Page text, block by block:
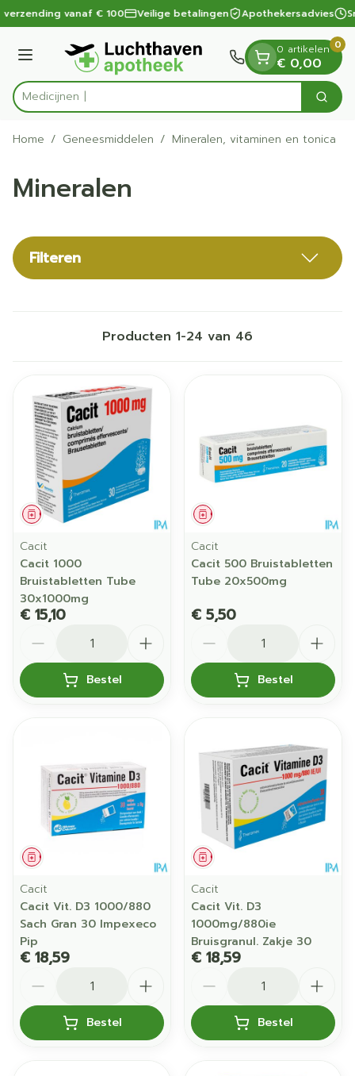
Ga naar de inhoud
1 van 1vanaf € 100 Veilige betalingen Apothekersadvies
Menu
Product, merk, categorie... Zoek
0 artikelen
€ 0,00
0
Home / Geneesmiddelen / Mineralen, vitaminen en tonica
Mineralen
Filteren
Producten 1-24 van 46
Geneesmiddel
Cacit
Cacit 1000
Bruistabletten Tube
30x1000mg
€ 15,10
Bestel
Geneesmiddel
Cacit
Cacit 500 Bruistabletten
Tube 20x500mg
€ 5,50
Bestel
Geneesmiddel
Cacit
Cacit Vit. D3 1000/880
Sach Gran 30 Impexeco
Pip
€ 18,59
Bestel
Geneesmiddel
Cacit
Cacit Vit. D3
1000mg/880ie
Bruisgranul. Zakje 30
€ 18,59
Bestel